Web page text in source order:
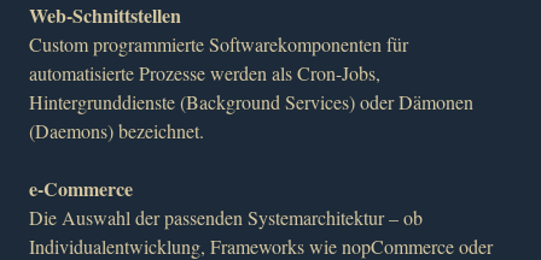
Web-Schnittstellen
Custom programmierte Softwarekomponenten für
automatisierte Prozesse werden als Cron-Jobs,
Hintergrunddienste (Background Services) oder Dämonen
(Daemons) bezeichnet.
e-Commerce
Die Auswahl der passenden Systemarchitektur – ob
Individualentwicklung, Frameworks wie nopCommerce oder